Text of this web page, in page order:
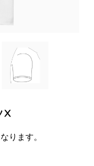
Ⅹ
ります。